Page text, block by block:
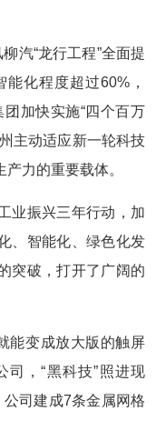
汽“龙行工程”全面提
化程度超过60%，
加快实施“四个百万
主动适应新一轮科技
力的重要载体。
业振兴三年行动，加
、智能化、绿色化发
突破，打开了广阔的
能变成放大版的触屏
，“黑科技”照进现
司建成7条金属网格